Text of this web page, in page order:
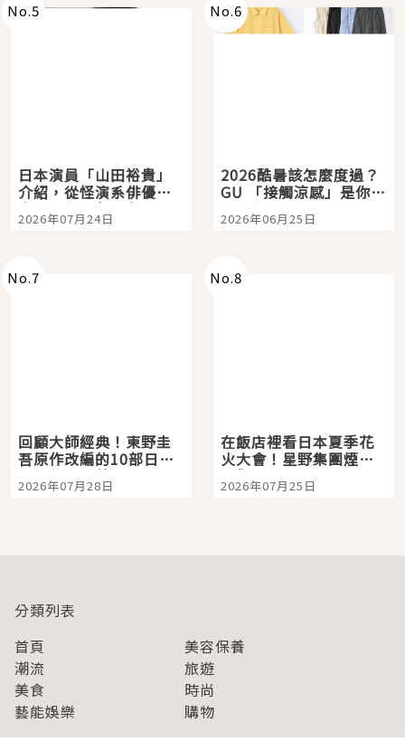
No.5
日本演員「山田裕貴」
介紹，從怪演系俳優走
向國民級日劇主角
2026年07月24日
No.6
2026酷暑該怎麼度過？
GU 「接觸涼感」是你的
夏日救星
2026年06月25日
No.7
回顧大師經典！東野圭
吾原作改編的10部日本
影視作品推薦
2026年07月28日
No.8
在飯店裡看日本夏季花
火大會！星野集團煙火
景觀飯店6選，讓你不用
人擠人悠閒欣賞
2026年07月25日
分類列表
首頁
美容保養
潮流
旅遊
美食
時尚
藝能娛樂
購物